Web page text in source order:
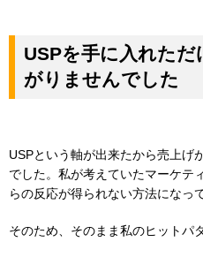
USPを手に入れた
がりませんでした
USPという軸が出来たから売上げ
でした。私が考えていたマーケテ
らの反応が得られない方法になっ
そのため、そのまま私のヒットパ